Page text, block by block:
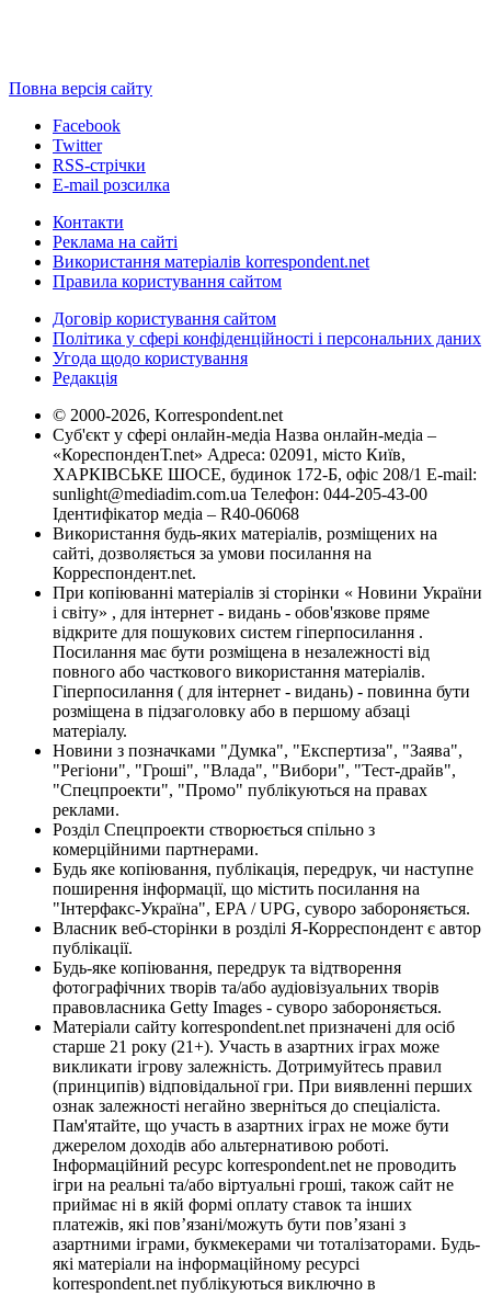
Повна версія сайту
Facebook
Twitter
RSS-стрічки
E-mail розсилка
Контакти
Реклама на сайті
Використання матеріалів korrespondent.net
Правила користування сайтом
Договір користування сайтом
Політика у сфері конфіденційності і персональних даних
Угода щодо користування
Редакція
© 2000-2026, Korrespondent.net
Суб'єкт у сфері онлайн-медіа Назва онлайн-медіа –
«КореспонденТ.net» Адреса: 02091, місто Київ,
ХАРКІВСЬКЕ ШОСЕ, будинок 172-Б, офіс 208/1 E-mail:
sunlight@mediadim.com.ua Телефон: 044-205-43-00
Ідентифікатор медіа – R40-06068
Використання будь-яких матеріалів, розміщених на
сайті, дозволяється за умови посилання на
Корреспондент.net.
При копіюванні матеріалів зі сторінки « Новини України
і світу» , для інтернет - видань - обов'язкове пряме
відкрите для пошукових систем гіперпосилання .
Посилання має бути розміщена в незалежності від
повного або часткового використання матеріалів.
Гіперпосилання ( для інтернет - видань) - повинна бути
розміщена в підзаголовку або в першому абзаці
матеріалу.
Новини з позначками "Думка", "Експертиза", "Заява",
"Регіони", "Гроші", "Влада", "Вибори", "Тест-драйв",
"Спецпроекти", "Промо" публікуються на правах
реклами.
Розділ Спецпроекти створюється спільно з
комерційними партнерами.
Будь яке копіювання, публікація, передрук, чи наступне
поширення інформації, що містить посилання на
"Інтерфакс-Україна", EPA / UPG, суворо забороняється.
Власник веб-сторінки в розділі Я-Корреспондент є автор
публікації.
Будь-яке копіювання, передрук та відтворення
фотографічних творів та/або аудіовізуальних творів
правовласника Getty Images - суворо забороняється.
Матеріали сайту korrespondent.net призначені для осіб
старше 21 року (21+). Участь в азартних іграх може
викликати ігрову залежність. Дотримуйтесь правил
(принципів) відповідальної гри. При виявленні перших
ознак залежності негайно зверніться до спеціаліста.
Пам'ятайте, що участь в азартних іграх не може бути
джерелом доходів або альтернативою роботі.
Інформаційний ресурс korrespondent.net не проводить
ігри на реальні та/або віртуальні гроші, також сайт не
приймає ні в якій формі оплату ставок та інших
платежів, які пов’язані/можуть бути пов’язані з
азартними іграми, букмекерами чи тоталізаторами. Будь-
які матеріали на інформаційному ресурсі
korrespondent.net публікуються виключно в